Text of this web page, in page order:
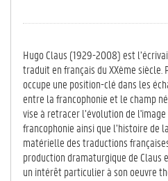
Hugo Claus (1929-2008) est
traduit en français du XXème siècle.
occupe une position-clé dans les
entre la francophonie et le champ
vise à retracer l’évolution de
francophonie ainsi que l’histoire de
matérielle des traductions
production dramaturgique de Claus
un intérêt particulier à son oeuvre